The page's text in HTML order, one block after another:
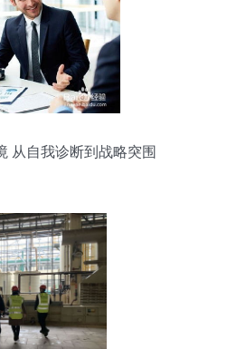
从自我诊断到战略突围